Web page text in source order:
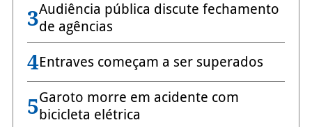
3Audiência pública discute fechamento
de agências
4Entraves começam a ser superados
5Garoto morre em acidente com
bicicleta elétrica